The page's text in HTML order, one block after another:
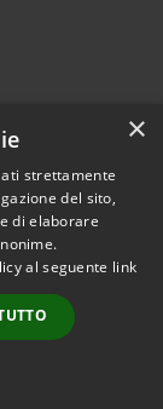
• Comune di
• Powered
Accesso
×
strettamente
del sito,
di elaborare
al seguente link